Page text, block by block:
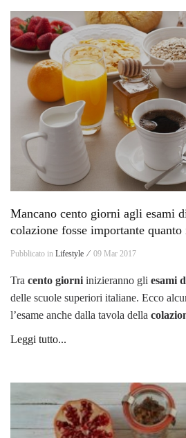
Mancano cento giorni agli esami
colazione fosse importante
Pubblicato in Lifestyle ⁄ 09 Mar 2017
Tra cento giorni inizieranno gli esami
delle scuole superiori italiane. Ecco
l’esame anche dalla tavola della
Leggi tutto...